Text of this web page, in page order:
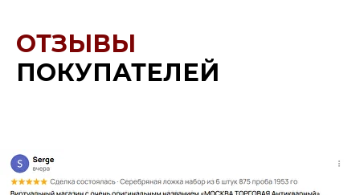
ОТЗЫВЫ
ПОКУПАТЕЛЕЙ